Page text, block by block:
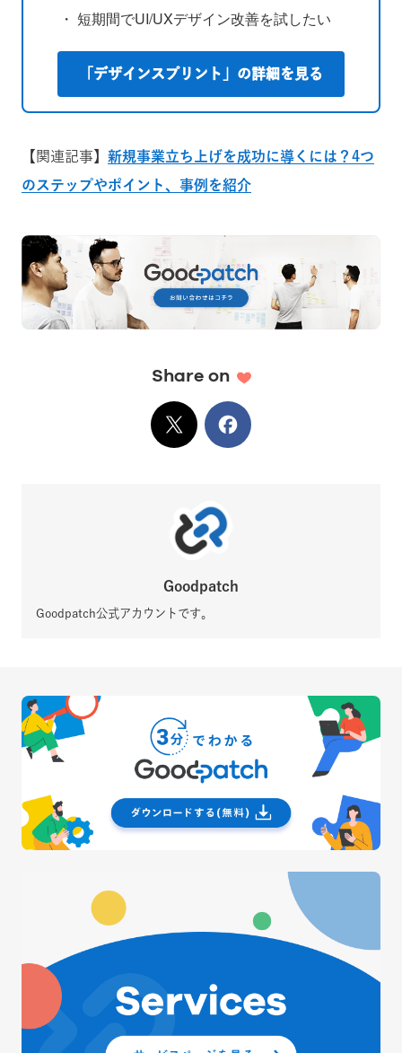
・ 短期間でUI/UXデザイン改善を試したい
「デザインスプリント」の詳細を見る
【関連記事】 新規事業立ち上げを成功に導くには？4つ
のステップやポイント、事例を紹介
Share on
XでシェアFacebook
Goodpatch
Goodpatch公式アカウントです。